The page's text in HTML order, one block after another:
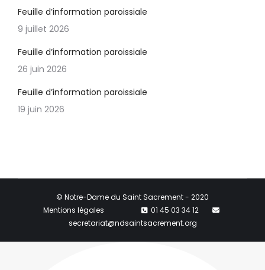
Feuille d’information paroissiale
9 juillet 2026
Feuille d’information paroissiale
26 juin 2026
Feuille d’information paroissiale
19 juin 2026
© Notre-Dame du Saint Sacrement - 2020
Mentions légales
01 45 03 34 12
secretariat@ndsaintsacrement.org